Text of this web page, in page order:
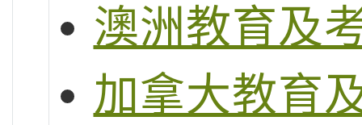
澳洲教育及
加拿大教育